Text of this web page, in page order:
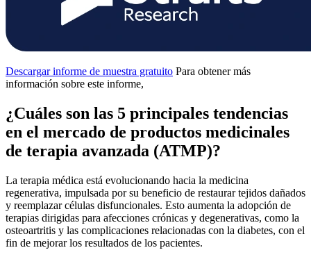
Descargar informe de muestra gratuito Para obtener más
información sobre este informe,
¿Cuáles son las 5 principales tendencias
en el mercado de productos medicinales
de terapia avanzada (ATMP)?
La terapia médica está evolucionando hacia la medicina
regenerativa, impulsada por su beneficio de restaurar tejidos dañados
y reemplazar células disfuncionales. Esto aumenta la adopción de
terapias dirigidas para afecciones crónicas y degenerativas, como la
osteoartritis y las complicaciones relacionadas con la diabetes, con el
fin de mejorar los resultados de los pacientes.